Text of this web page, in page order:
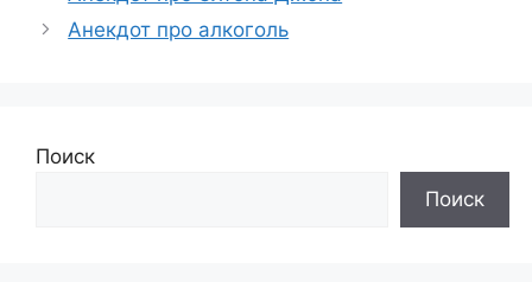
Анекдот про алкоголь
Поиск
Поиск